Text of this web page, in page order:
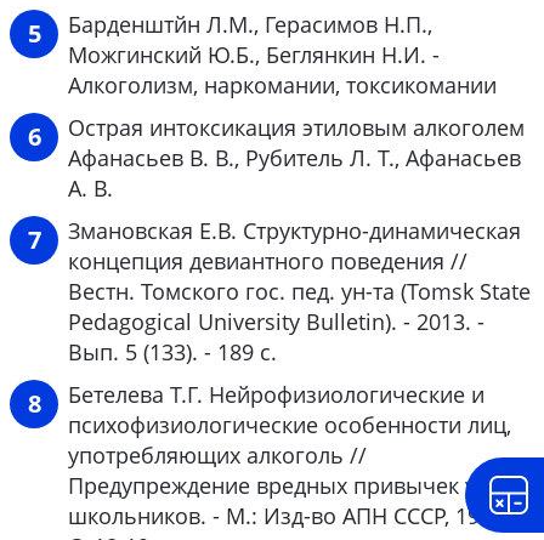
Барденштйн Л.М., Герасимов Н.П.,
Можгинский Ю.Б., Беглянкин Н.И. -
Алкоголизм, наркомании, токсикомании
Острая интоксикация этиловым алкоголем
Афанасьев В. В., Рубитель Л. Т., Афанасьев
А. В.
Змановская Е.В. Структурно-динамическая
концепция девиантного поведения //
Вестн. Томского гос. пед. ун-та (Tomsk State
Pedagogical University Bulletin). - 2013. -
Вып. 5 (133). - 189 с.
Бетелева Т.Г. Нейрофизиологические и
психофизиологические особенности лиц,
употребляющих алкоголь //
Предупреждение вредных привычек у
школьников. - М.: Изд-во АПН СССР, 1990. -